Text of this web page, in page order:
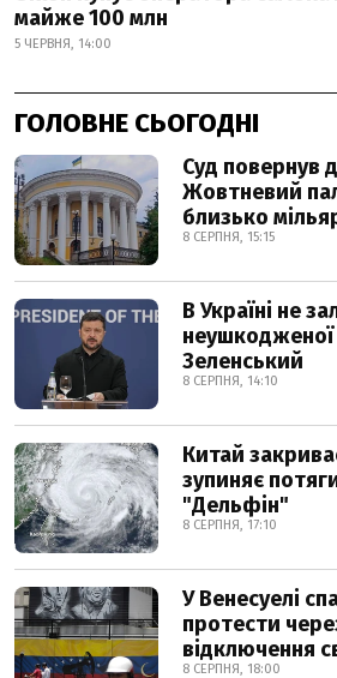
майже 100 млн
5 ЧЕРВНЯ, 14:00
ГОЛОВНЕ СЬОГОДНІ
Суд повернув
Жовтневий
близько
8 СЕРПНЯ, 15:15
В Україні не
неушкодженої
Зеленський
8 СЕРПНЯ, 14:10
Китай
зупиняє
"Дельфін"
8 СЕРПНЯ, 17:10
У Венесуелі
протести
відключення
8 СЕРПНЯ, 18:00